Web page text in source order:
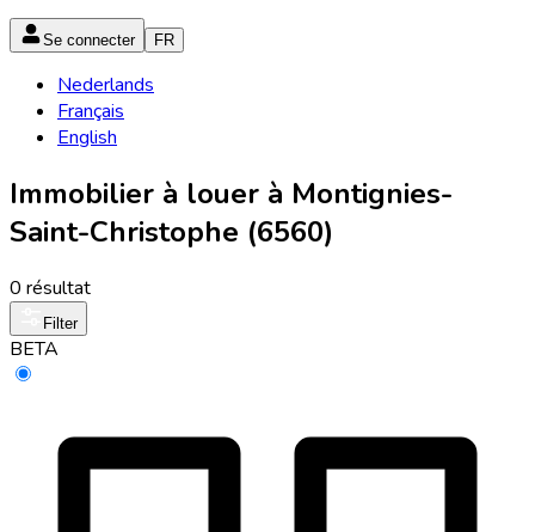
Se connecter FR
Nederlands
Français
English
Immobilier à louer à Montignies-
Saint-Christophe (6560)
0 résultat
Filter
BETA